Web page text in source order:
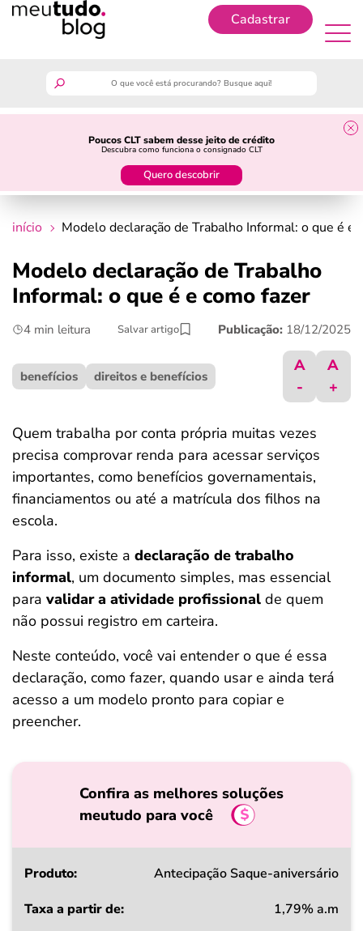
Cadastrar
Poucos CLT sabem desse jeito de crédito
Descubra como funciona o consignado CLT
Quero descobrir
guia do trabalhador
crédito fácil
últimas notícias
ferramentas
início Modelo declaração de Trabalho Informal: o que é e
Modelo declaração de Trabalho
Informal: o que é e como fazer
4 min leitura Salvar artigo Publicação: 18/12/2025
benefícios direitos e benefícios
A
-
A
+
Quem trabalha por conta própria muitas vezes
precisa comprovar renda para acessar serviços
importantes, como benefícios governamentais,
financiamentos ou até a matrícula dos filhos na
escola.
Para isso, existe a declaração de trabalho
informal, um documento simples, mas essencial
para validar a atividade profissional de quem
não possui registro em carteira.
Neste conteúdo, você vai entender o que é essa
declaração, como fazer, quando usar e ainda terá
acesso a um modelo pronto para copiar e
preencher.
Confira as melhores soluções
meutudo para você
Produto
Antecipação Saque-aniversário
1,79% a.m